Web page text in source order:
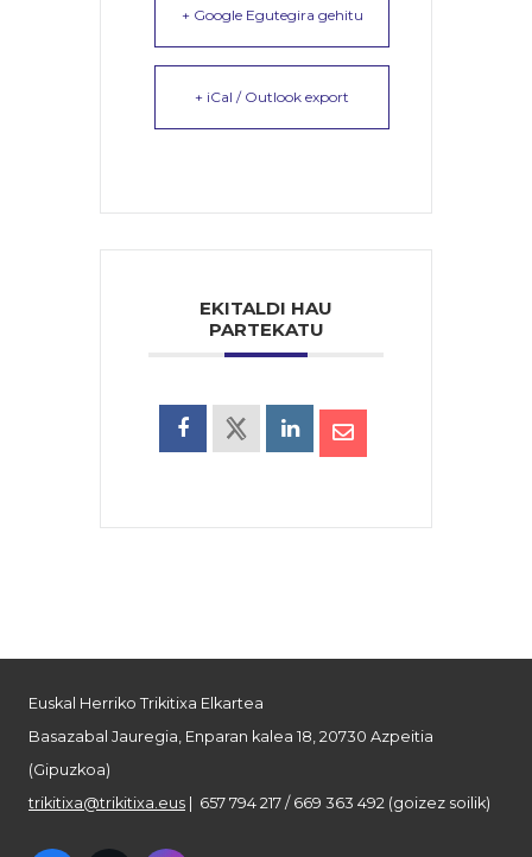
+ Google Egutegira gehitu
+ iCal / Outlook export
EKITALDI HAU
PARTEKATU
Euskal Herriko Trikitixa Elkartea
Basazabal Jauregia, Enparan kalea 18, 20730 Azpeitia
(Gipuzkoa)
trikitixa@trikitixa.eus | 657 794 217 / 669 363 492 (goizez soilik)